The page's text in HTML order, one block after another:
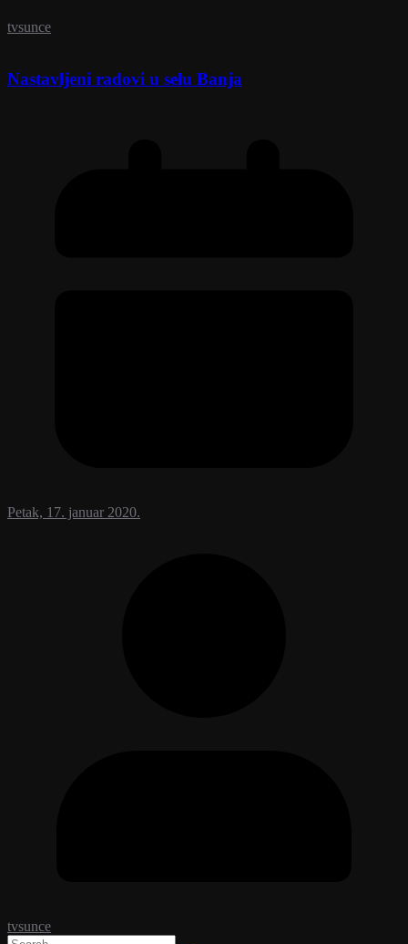
tvsunce
Nastavljeni radovi u selu Banja
Petak, 17. januar 2020.
tvsunce